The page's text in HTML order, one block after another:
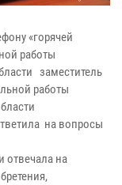
«горячей
работы
заместитель
работы
на вопросы
отвечала на